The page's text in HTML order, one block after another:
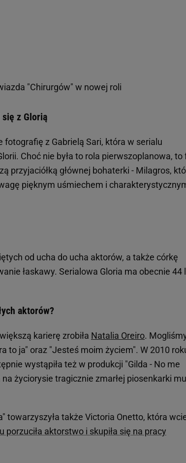
"Chirurgów" w nowej roli
się z Glorią
fotografię z Gabrielą Sari, która w serialu
Choć nie była to rola pierwszoplanowa, to
przyjaciółką głównej bohaterki - Milagros,
pięknym uśmiechem i
od ucha do ucha aktorów, a także córkę
łaskawy. Serialowa Gloria ma obecnie 44
aktorów?
karierę zrobiła Natalia Oreiro.
to ja" oraz "Jesteś moim życiem". W 2010
wystąpiła też w produkcji "Gilda - No me
życiorysie tragicznie zmarłej piosenkarki
towarzyszyła także Victoria Onetto, która
porzuciła aktorstwo i skupiła się na pracy